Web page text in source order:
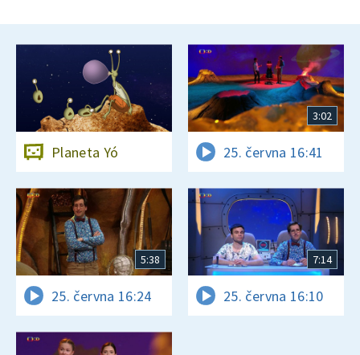
Planeta Yó
3:02
25. června 16:41
5:38
25. června 16:24
7:14
25. června 16:10